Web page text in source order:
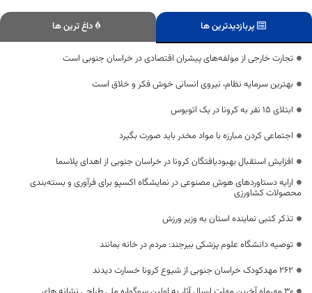
پربازدیدترین ها داغ ترین ها
تجارت خارجی از مولفه‌های پیشران اقتصادی در خراسان جنوبی است
بهترین سرمایه نظام، نیروی انسانی خوش فکر و خلاق است
ابتلای ۱۵ نفر به کرونا در یک اتوبوس
اجتماعی کردن مبارزه با مواد مخدر باید صورت بگیرد
افزایش استقبال بهبودیافتگان کرونا در خراسان جنوبی از اهدای پلاسما
ارایه دستاوردهای هوش مصنوعی در نمایشگاه اکسپو برای فرآوری و بسته‌بندی
محصولات کشاورزی
تذکر کتبی نماینده استان به وزیر ورزش
توصیه دانشگاه علوم پزشکی بیرجند: مردم در خانه بمانند
۲۶۲ مهدکودک خراسان جنوبی از شیوع کرونا خسارت دیدند